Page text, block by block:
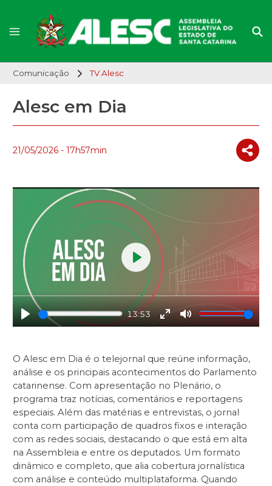
Comunicação TV Alesc
Alesc em Dia
21/05/2026 - 17h57min
Play
13:53
EnterMute
Play
O Alesc em Dia é o telejornal que reúne informação,
análise e os principais acontecimentos do Parlamento
catarinense. Com apresentação no Plenário, o
programa traz notícias, comentários e reportagens
especiais. Além das matérias e entrevistas, o jornal
conta com participação de quadros fixos e interação
com as redes sociais, destacando o que está em alta
na Assembleia e entre os deputados. Um formato
dinâmico e completo, que alia cobertura jornalística
com análise e conteúdo multiplataforma. Quando